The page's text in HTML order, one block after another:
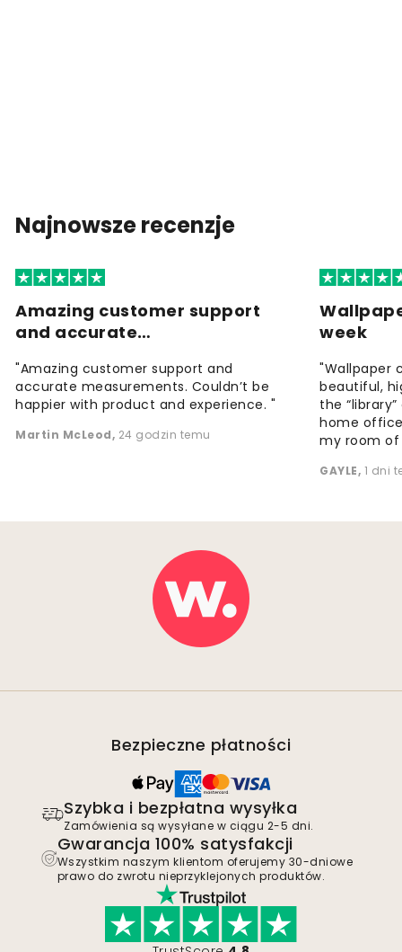
Najnowsze recenzje
Amazing customer support
and accurate…
"Amazing customer support and
accurate measurements. Couldn’t be
happier with product and experience. "
Martin McLeod, 24 godzin temu
week
"Wallpaper
beautiful,
the
home
my room of
GAYLE, 1 dni
Bezpieczne płatności
Szybka i bezpłatna wysyłka
Zamówienia są wysyłane w ciągu 2-5 dni.
Gwarancja 100% satysfakcji
Wszystkim naszym klientom oferujemy 30-dniowe
prawo do zwrotu nieprzyklejonych produktów.